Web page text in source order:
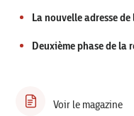
La nouvelle adresse
Deuxième phase de la
Voir le magazine